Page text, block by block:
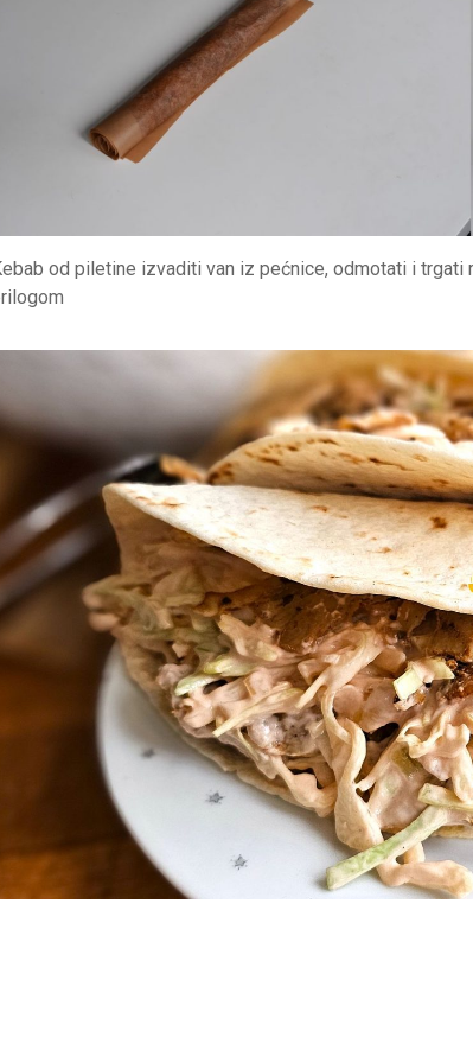
od piletine izvaditi van iz pećnice, odmotati i trgati